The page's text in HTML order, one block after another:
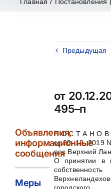
Предыдущая
от
495–п
П О С Т А Н О В
от 20. 12. 2019
пос.Верхний
О принятии в
собственность
Объявления,
информационные
сообщения
Меры